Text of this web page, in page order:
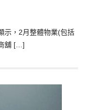
示，2月整體物業(包括
舖 […]